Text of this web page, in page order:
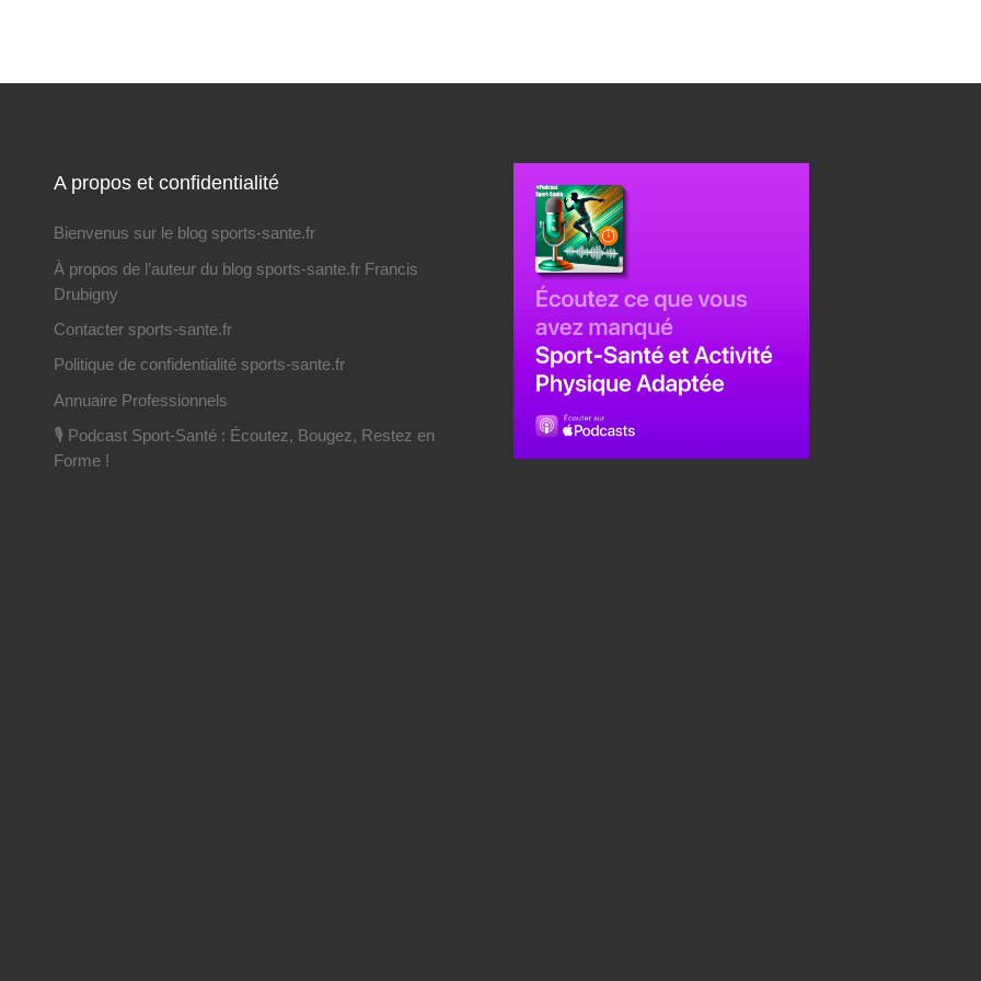
A propos et confidentialité
Bienvenus sur le blog sports-sante.fr
À propos de l’auteur du blog sports-sante.fr Francis
Drubigny
Contacter sports-sante.fr
Politique de confidentialité sports-sante.fr
Annuaire Professionnels
🎙️ Podcast Sport-Santé : Écoutez, Bougez, Restez en
Forme !